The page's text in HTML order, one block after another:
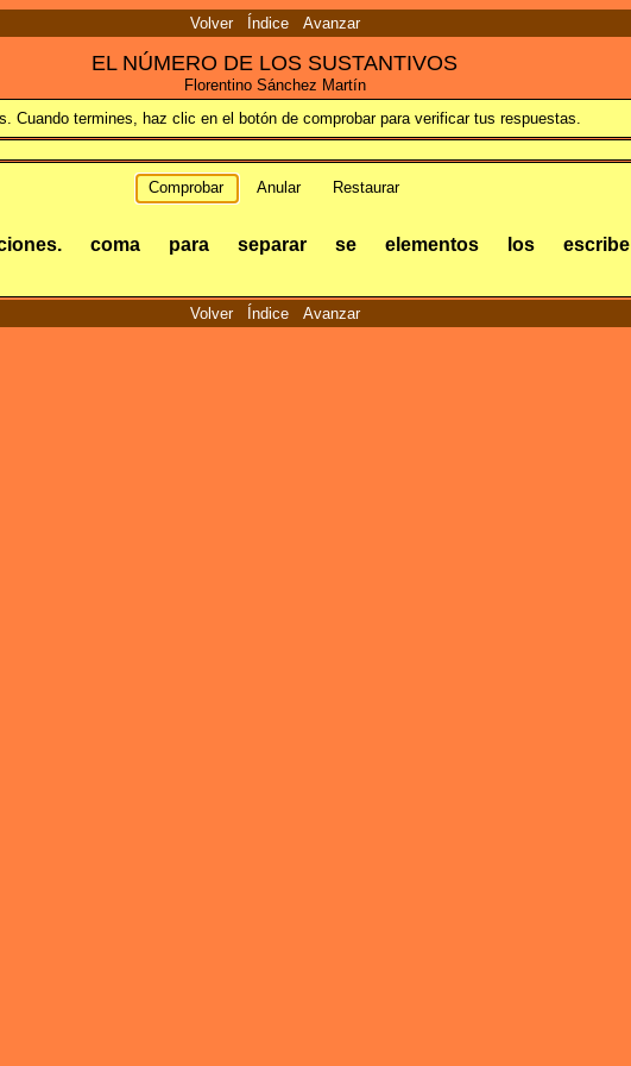
Volver Índice Avanzar
EL NÚMERO DE LOS SUSTANTIVOS
Florentino Sánchez Martín
Cuando termines, haz clic en el botón de comprobar para verificar tus respuestas.
Comprobar Anular Restaurar
coma para separar se elementos los escribe
Volver Índice Avanzar